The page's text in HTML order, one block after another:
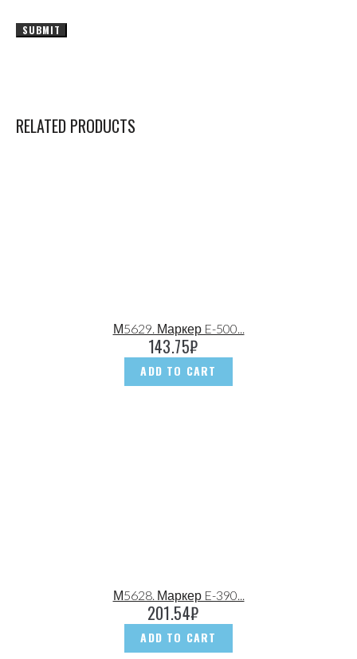
RELATED PRODUCTS
М5629. Маркер E-500...
143.75₽
ADD TO CART
М5628. Маркер E-390...
201.54₽
ADD TO CART